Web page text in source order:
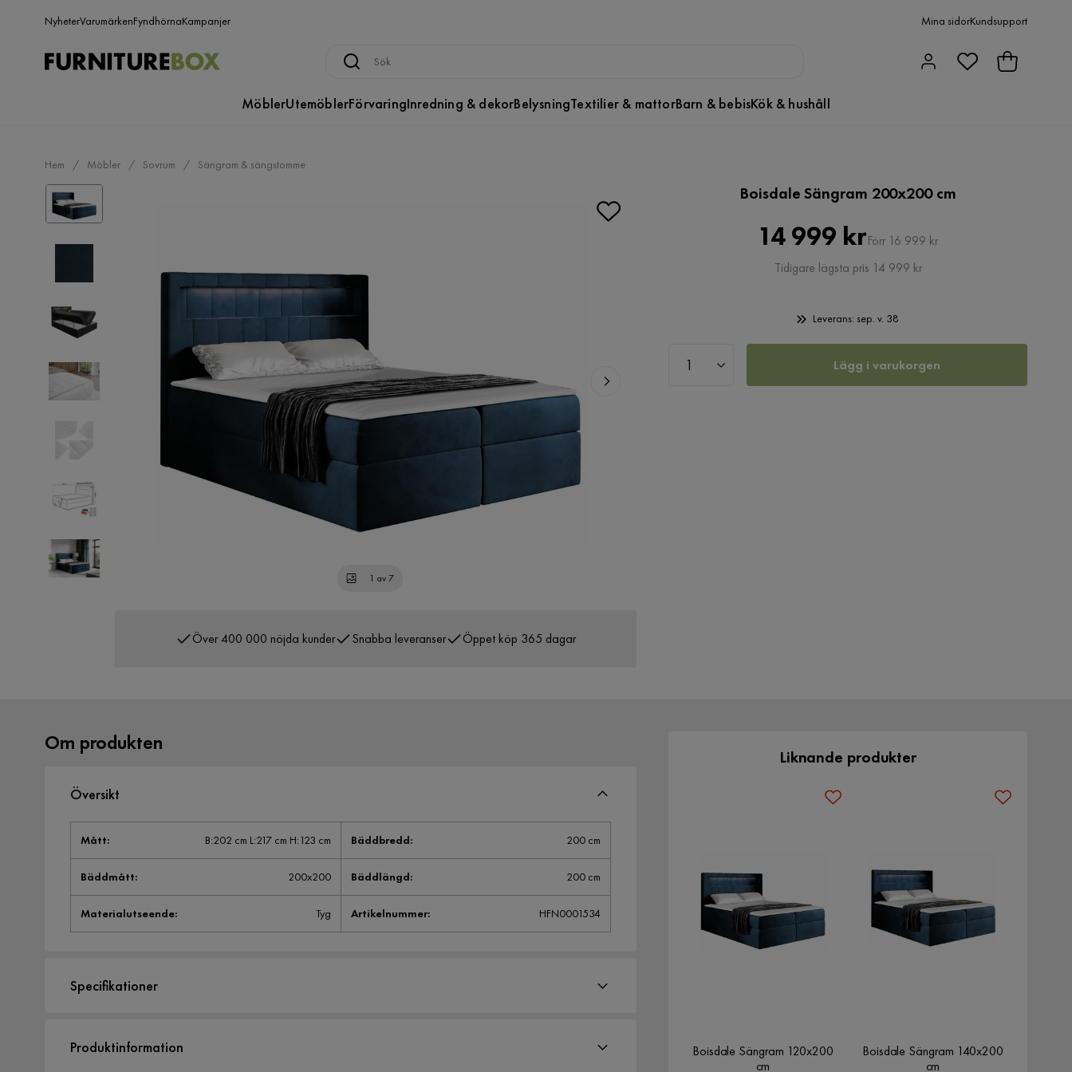
NyheterVarumärkenFyndhörnaKampanjer Mina sidorKundsupport
MöblerUtemöblerFörvaringInredning & dekorBelysningTextilier & mattorBarn & bebisKök & hushåll
Hem Möbler Sovrum Sängram & sängstomme
1 av 7
Över 400 000 nöjda kunder Snabba leveranser Öppet köp 365 dagar
Boisdale Sängram 200x200 cm
Pris
14 999 krOriginal
Pris
Förr 16 999 kr
Tidigare lägsta pris 14 999 kr
Leverans: sep. v. 38
Lägg i varukorgen
Om produkten
Översikt
Mått: B:202 cm L:217 cm H:123 cm Bäddbredd: 200 cm
Bäddmått: 200x200 Bäddlängd: 200 cm
Materialutseende: Tyg Artikelnummer: HFN0001534
Specifikationer
Storlek
Produktinformation
Liknande produkter
Boisdale Sängram 120x200
cm
Boisdale Sängram 140x200
cm